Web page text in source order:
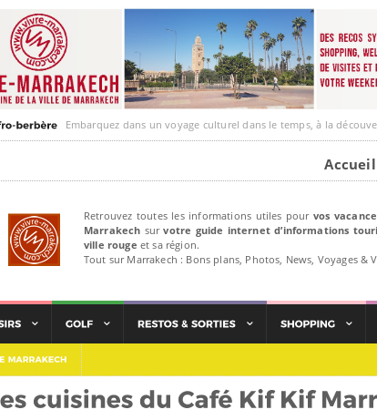
Embarquez dans un voyage culturel dans le temps, à la découverte du
Accueil
Retrouvez toutes les informations utiles pour vos
Marrakech survotre guide internet d’informations
ville rouge et sa région.
Tout sur Marrakech : Bons plans, Photos, News, Voyages &